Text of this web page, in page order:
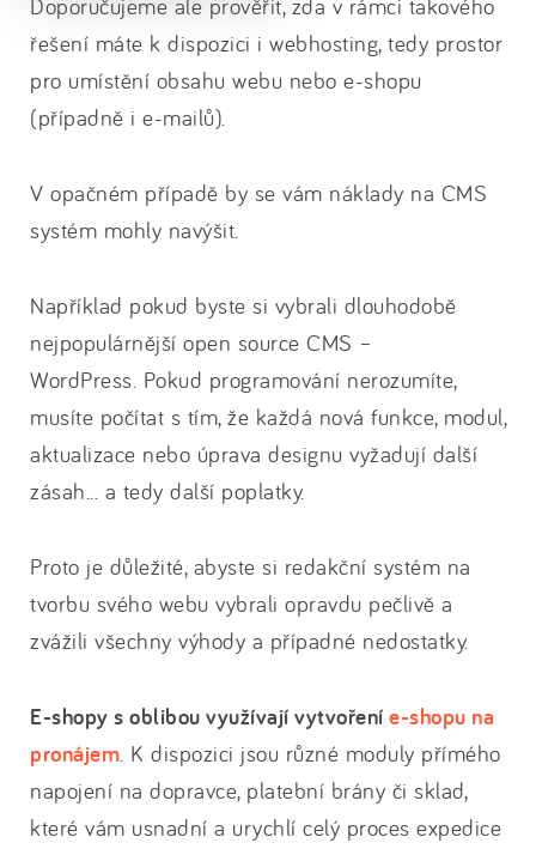
Doporučujeme ale prověřit, zda v rámci takového
řešení máte k dispozici i webhosting, tedy prostor
pro umístění obsahu webu nebo e-shopu
(případně i e-mailů).
V opačném případě by se vám náklady na CMS
systém mohly navýšit.
Například pokud byste si vybrali dlouhodobě
nejpopulárnější open source CMS –
WordPress. Pokud programování nerozumíte,
musíte počítat s tím, že každá nová funkce, modul,
aktualizace nebo úprava designu vyžadují další
zásah... a tedy další poplatky.
Proto je důležité, abyste si redakční systém na
tvorbu svého webu vybrali opravdu pečlivě a
zvážili všechny výhody a případné nedostatky.
E-shopy s oblibou využívají vytvoření e-shopu na
pronájem. K dispozici jsou různé moduly přímého
napojení na dopravce, platební brány či sklad,
které vám usnadní a urychlí celý proces expedice